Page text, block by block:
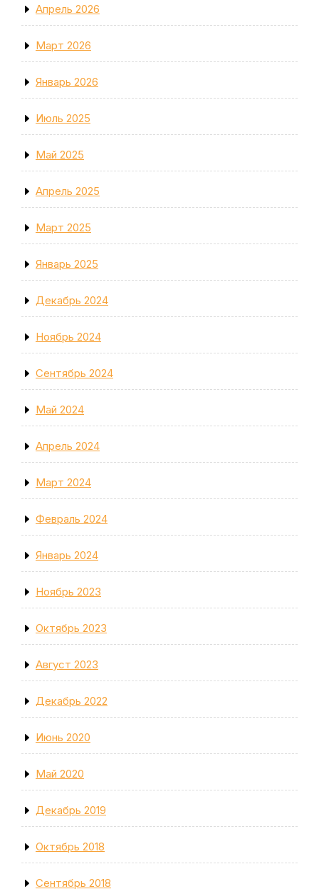
Апрель 2026
Март 2026
Январь 2026
Июль 2025
Май 2025
Апрель 2025
Март 2025
Январь 2025
Декабрь 2024
Ноябрь 2024
Сентябрь 2024
Май 2024
Апрель 2024
Март 2024
Февраль 2024
Январь 2024
Ноябрь 2023
Октябрь 2023
Август 2023
Декабрь 2022
Июнь 2020
Май 2020
Декабрь 2019
Октябрь 2018
Сентябрь 2018